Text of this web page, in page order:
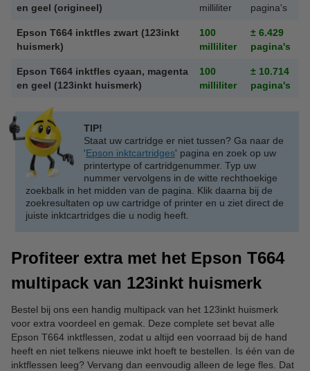
en geel (origineel) milliliter pagina's
Epson T664 inktfles zwart (123inkt
huismerk)
100
milliliter
± 6.429
pagina's
Epson T664 inktfles cyaan, magenta
en geel (123inkt huismerk)
100
milliliter
± 10.714
pagina's
TIP!
Staat uw cartridge er niet tussen? Ga naar de
'Epson inktcartridges' pagina en zoek op uw
printertype of cartridgenummer. Typ uw
nummer vervolgens in de witte rechthoekige
zoekbalk in het midden van de pagina. Klik daarna bij de
zoekresultaten op uw cartridge of printer en u ziet direct de
juiste inktcartridges die u nodig heeft.
Profiteer extra met het Epson T664
multipack van 123inkt huismerk
Bestel bij ons een handig multipack van het 123inkt huismerk
voor extra voordeel en gemak. Deze complete set bevat alle
Epson T664 inktflessen, zodat u altijd een voorraad bij de hand
heeft en niet telkens nieuwe inkt hoeft te bestellen. Is één van de
inktflessen leeg? Vervang dan eenvoudig alleen de lege fles. Dat